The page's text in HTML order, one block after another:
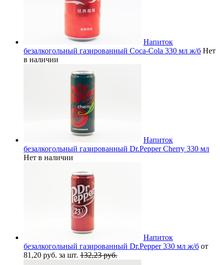
Напиток
безалкогольный газированный Coca-Cola 330 мл ж/б Нет
в наличии
Напиток
безалкогольный газированный Dr.Pepper Cherry 330 мл
Нет в наличии
Напиток
безалкогольный газированный Dr.Pepper 330 мл ж/б от
81,20 руб. за шт. 132,23 руб.